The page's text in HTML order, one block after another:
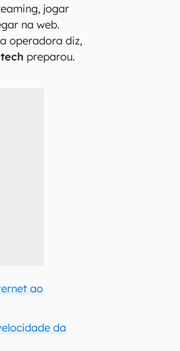
jogar
na web.
operadora diz,
preparou.
ao
da